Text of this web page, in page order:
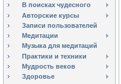
В поисках чудесного
Авторские курсы
Записи пользователей
Медитации
Музыка для медитаций
Практики и техники
Мудрость веков
Здоровье